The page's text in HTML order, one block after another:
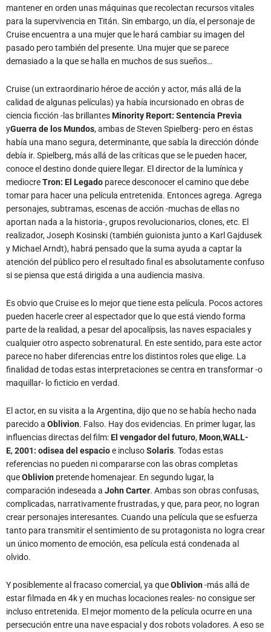
mantener en orden unas máquinas que recolectan recursos vitales
para la supervivencia en Titán. Sin embargo, un día, el personaje de
Cruise encuentra a una mujer que le hará cambiar su imagen del
pasado pero también del presente. Una mujer que se parece
demasiado a la que se halla en muchos de sus sueños…
Cruise (un extraordinario héroe de acción y actor, más allá de la
calidad de algunas películas) ya había incursionado en obras de
ciencia ficción -las brillantesMinority Report: Sentencia Previa
yGuerra de los Mundos, ambas de Steven Spielberg- pero en éstas
había una mano segura, determinante, que sabía la dirección dónde
debía ir. Spielberg, más allá de las críticas que se le pueden hacer,
conoce el destino donde quiere llegar. El director de la lumínica y
mediocreTron: El Legado parece desconocer el camino que debe
tomar para hacer una película entretenida. Entonces agrega. Agrega
personajes, subtramas, escenas de acción -muchas de ellas no
aportan nada a la historia-, grupos revolucionarios, clones, etc. El
realizador, Joseph Kosinski (también guionista junto a Karl Gajdusek
y Michael Arndt), habrá pensado que la suma ayuda a captar la
atención del público pero el resultado final es absolutamente confuso
si se piensa que está dirigida a una audiencia masiva.
Es obvio que Cruise es lo mejor que tiene esta película. Pocos actores
pueden hacerle creer al espectador que lo que está viendo forma
parte de la realidad, a pesar del apocalípsis, las naves espaciales y
cualquier otro aspecto sobrenatural. En este sentido, para este actor
parece no haber diferencias entre los distintos roles que elige. La
finalidad de todas estas interpretaciones se centra en transformar -o
maquillar- lo ficticio en verdad.
El actor, en su visita a la Argentina, dijo que no se había hecho nada
parecido a Oblivion. Falso. Hay dos evidencias. En primer lugar, las
influencias directas del film:El vengador del futuro,Moon,WALL-
E,2001: odisea del espacioe inclusoSolaris. Todas estas
referencias no pueden ni compararse con las obras completas
queOblivion pretende homenajear. En segundo lugar, la
comparación indeseada a John Carter. Ambas son obras confusas,
complicadas, narrativamente frustradas, y que, para peor, no logran
crear personajes interesantes. Cuando una película que se esfuerza
tanto para transmitir el sentimiento de su protagonista no logra crear
un único momento de emoción, esa película está condenada al
olvido.
Y posiblemente al fracaso comercial, ya queOblivion-más allá de
estar filmada en 4k y en muchas locaciones reales- no consigue ser
incluso entretenida. El mejor momento de la película ocurre en una
persecución entre una nave espacial y dos robots voladores. A eso se